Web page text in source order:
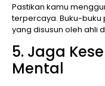
Pastikan kamu
terpercaya. Buku-buku
yang disusun oleh ahli
5. Jaga
Mental